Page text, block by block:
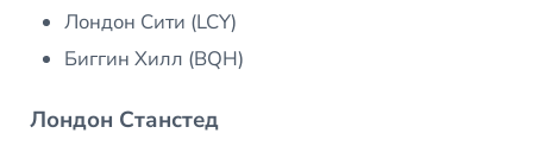
Лондон Сити (LCY)
Биггин Хилл (BQH)
Лондон Станстед